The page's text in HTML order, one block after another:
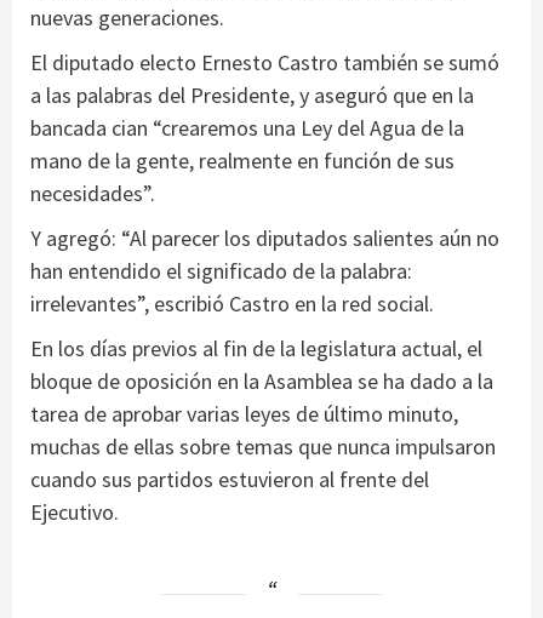
nuevas generaciones.
El diputado electo Ernesto Castro también se sumó
a las palabras del Presidente, y aseguró que en la
bancada cian “crearemos una Ley del Agua de la
mano de la gente, realmente en función de sus
necesidades”.
Y agregó: “Al parecer los diputados salientes aún no
han entendido el significado de la palabra:
irrelevantes”, escribió Castro en la red social.
En los días previos al fin de la legislatura actual, el
bloque de oposición en la Asamblea se ha dado a la
tarea de aprobar varias leyes de último minuto,
muchas de ellas sobre temas que nunca impulsaron
cuando sus partidos estuvieron al frente del
Ejecutivo.